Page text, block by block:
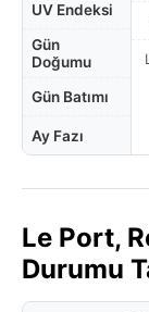
UV Endeksi
Gün
Doğumu
Gün Batımı
Ay Fazı
Le Port,
Durumu